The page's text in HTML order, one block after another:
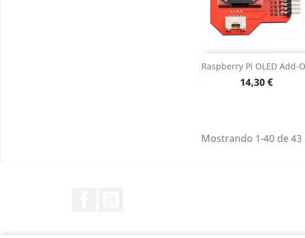
Raspberry Pi OLED Add-
Preço
14,30 €
Adicionar 
Dados do produto
Mostrando 1-40 de